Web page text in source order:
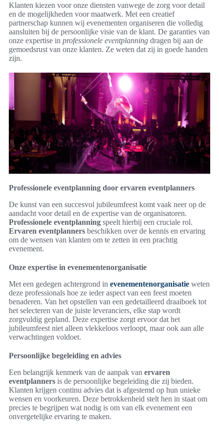
Klanten kiezen voor onze diensten vanwege de zorg voor detail
en de mogelijkheden voor maatwerk. Met een creatief
partnerschap kunnen wij evenementen organiseren die volledig
aansluiten bij de persoonlijke visie van de klant. De garanties van
onze expertise in professionele eventplanning dragen bij aan de
gemoedsrust van onze klanten. Ze weten dat zij in goede handen
zijn.
Professionele eventplanning door ervaren eventplanners
De kunst van een succesvol jubileumfeest komt vaak neer op de
aandacht voor detail en de expertise van de organisatoren.
Professionele eventplanning speelt hierbij een cruciale rol.
Ervaren eventplanners beschikken over de kennis en ervaring
om de wensen van klanten om te zetten in een prachtig
evenement.
Onze expertise in evenementenorganisatie
Met een gedegen achtergrond in evenementenorganisatie weten
deze professionals hoe ze ieder aspect van een feest moeten
benaderen. Van het opstellen van een gedetailleerd draaiboek tot
het selecteren van de juiste leveranciers, elke stap wordt
zorgvuldig gepland. Deze expertise zorgt ervoor dat het
jubileumfeest niet alleen vlekkeloos verloopt, maar ook aan alle
verwachtingen voldoet.
Persoonlijke begeleiding en advies
Een belangrijk kenmerk van de aanpak van ervaren
eventplanners is de persoonlijke begeleiding die zij bieden.
Klanten krijgen continu advies dat is afgestemd op hun unieke
wensen en voorkeuren. Deze betrokkenheid stelt hen in staat om
precies te begrijpen wat nodig is om van elk evenement een
onvergetelijke ervaring te maken.